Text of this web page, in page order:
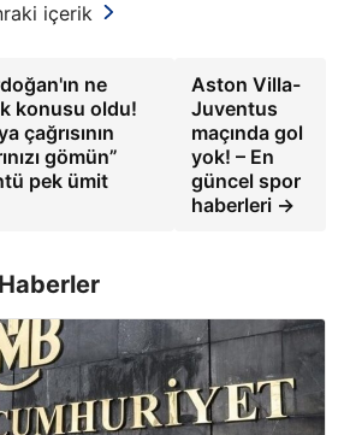
içerik
ne
konusu oldu!
çağrısının
gömün”
pek ümit
Aston Villa-
Juventus
maçında gol
yok! – En
güncel spor
haberleri →